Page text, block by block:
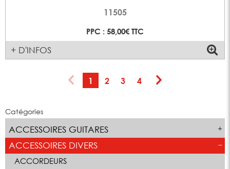
Catégories
ACCESSOIRES GUITARES
ACCESSOIRES DIVERS
ACCORDEURS
11505
PPC : 58,00€ TTC
+ D'INFOS
1 2 3 4